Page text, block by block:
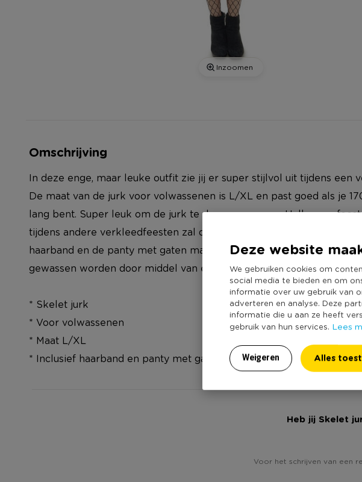
Deze website
We gebruiken cookies om
social media te bieden en om
informatie over uw gebruik van
adverteren en analyse. Deze
informatie die u aan ze heeft
gebruik van hun services. Lees
Weigeren Alles
Inzoomen
Omschrijving
In deze enge, maar leuke outfit zie jij er super stijlvol uit tijdens een
De maat van de jurk voor volwassenen is L/XL en past goed als je
lang bent. Super leuk om de jurk te dragen voor een
tijdens andere verkleedfeesten zal deze jurk zeker gedragen kunnen
haarband en de panty met gaten maken de outfit helemaal
gewassen worden door middel van een handwasje.
* Skelet jurk
* Voor volwassenen
* Maat L/XL
* Inclusief haarband en panty met gaten
Heb jij Skelet
Voor het schrijven van een